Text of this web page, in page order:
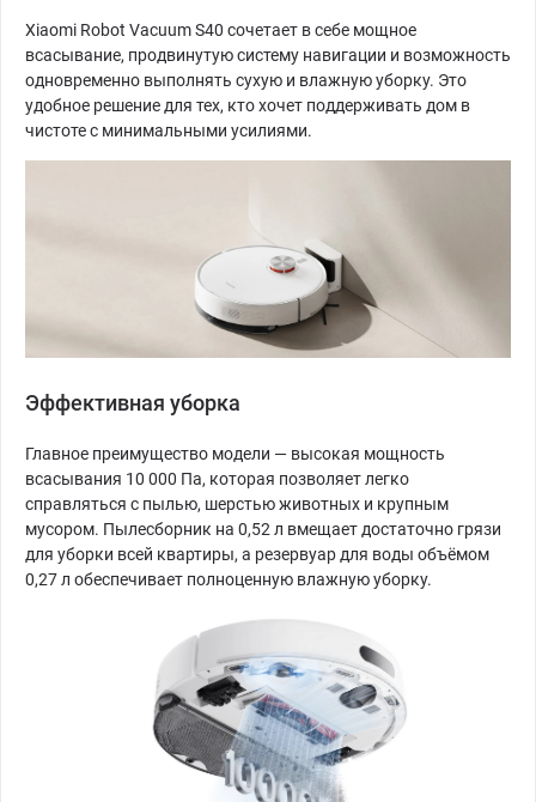
Xiaomi Robot Vacuum S40 сочетает в себе мощное
всасывание, продвинутую систему навигации и возможность
одновременно выполнять сухую и влажную уборку. Это
удобное решение для тех, кто хочет поддерживать дом в
чистоте с минимальными усилиями.
Эффективная уборка
Главное преимущество модели — высокая мощность
всасывания 10 000 Па, которая позволяет легко
справляться с пылью, шерстью животных и крупным
мусором. Пылесборник на 0,52 л вмещает достаточно грязи
для уборки всей квартиры, а резервуар для воды объёмом
0,27 л обеспечивает полноценную влажную уборку.